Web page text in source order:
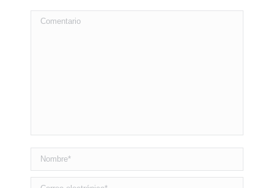
Comentario
Nombre *
Correo electrónico *